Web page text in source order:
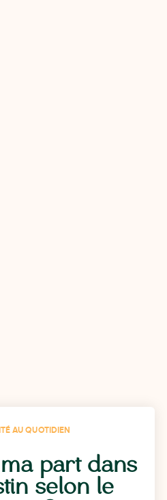
AU QUOTIDIEN
part dans
selon le